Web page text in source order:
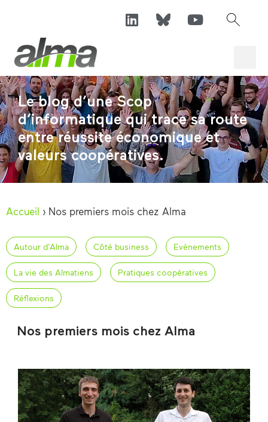
Le blog d’une Scop
d’informatique qui trace sa route
entre réussite économique et
valeurs coopératives.
Accueil › Nos premiers mois chez Alma
Autour d'Alma Côté business Evènements
La vie des Almatiens Pratiques coopératives
Réflexions
Nos premiers mois chez Alma